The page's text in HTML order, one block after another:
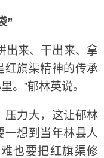
”
来、干出来、拿
红旗渠精神的传承
。”郁林英说。
力大，这让郁林
一想到当年林县人
也要把红旗渠修